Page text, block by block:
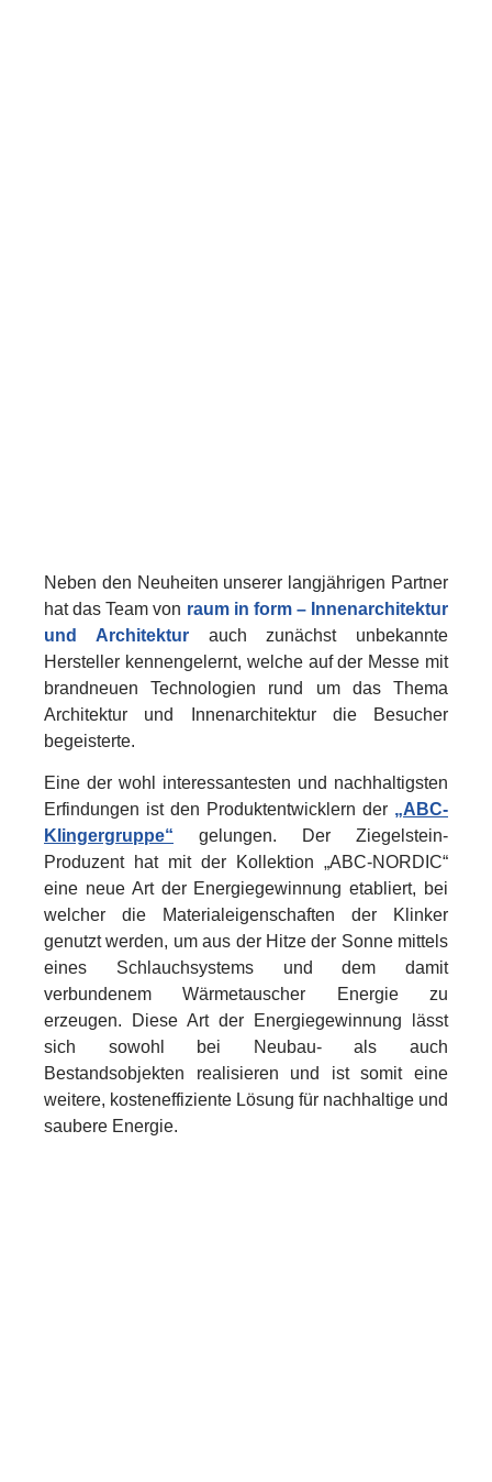
Neben den Neuheiten unserer langjährigen Partner
hat das Team von raum in form – Innenarchitektur
und Architekturauch zunächst unbekannte
Hersteller kennengelernt, welche auf der Messe mit
brandneuen Technologien rund um das Thema
Architektur und Innenarchitektur die Besucher
begeisterte.
Eine der wohl interessantesten und nachhaltigsten
Erfindungen ist den Produktentwicklern der „ABC-
Klingergruppe“ gelungen. Der Ziegelstein-
Produzent hat mit der Kollektion „ABC-NORDIC“
eine neue Art der Energiegewinnung etabliert, bei
welcher die Materialeigenschaften der Klinker
genutzt werden, um aus der Hitze der Sonne mittels
eines Schlauchsystems und dem damit
verbundenem Wärmetauscher Energie zu
erzeugen. Diese Art der Energiegewinnung lässt
sich sowohl bei Neubau- als auch
Bestandsobjekten realisieren und ist somit eine
weitere, kosteneffiziente Lösung für nachhaltige und
saubere Energie.